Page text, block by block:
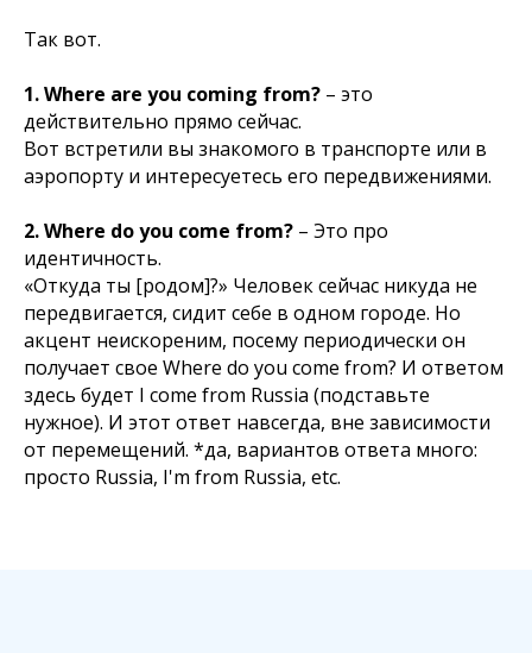
Так вот.
1. Where are you coming from? – это
действительно прямо сейчас.
Вот встретили вы знакомого в транспорте или в
аэропорту и интересуетесь его передвижениями.
2. Where do you come from? – Это про
идентичность.
«Откуда ты [родом]?» Человек сейчас никуда не
передвигается, сидит себе в одном городе. Но
акцент неискореним, посему периодически он
получает свое Where do you come from? И ответом
здесь будет I come from Russia (подставьте
нужное). И этот ответ навсегда, вне зависимости
от перемещений. *да, вариантов ответа много:
просто Russia, I'm from Russia, etc.